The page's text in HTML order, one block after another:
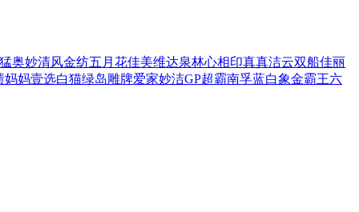
奥妙清风金纺五月花佳美维达泉林心相印真真洁云双船佳丽
妈妈壹选白猫绿岛雕牌爱家妙洁GP超霸南孚蓝白象金霸王六